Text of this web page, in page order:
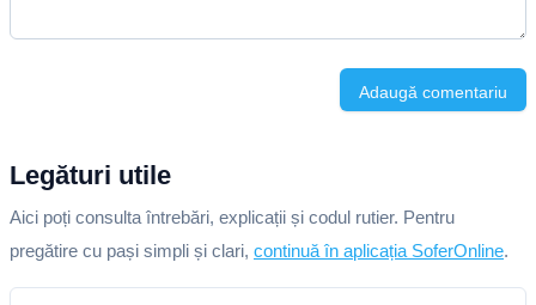
Adaugă comentariu
Legături utile
Aici poți consulta întrebări, explicații și codul rutier. Pentru
pregătire cu pași simpli și clari, continuă în aplicația SoferOnline.